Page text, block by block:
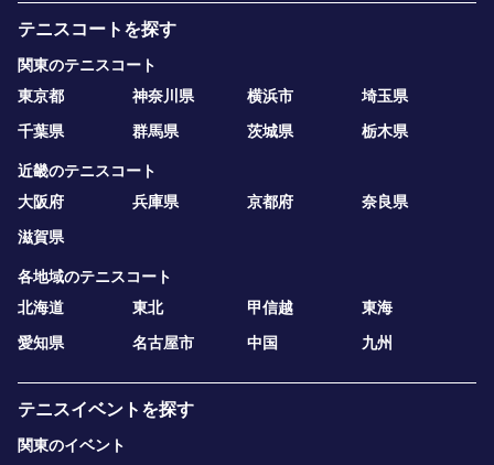
テニスコートを探す
関東のテニスコート
東京都
神奈川県 横浜市
埼玉県
千葉県
群馬県 茨城県 栃木県
近畿のテニスコート
大阪府
兵庫県 京都府
奈良県
滋賀県
各地域のテニスコート
北海道
東北 甲信越
東海
愛知県
名古屋市 中国 九州
テニスイベントを探す
関東のイベント